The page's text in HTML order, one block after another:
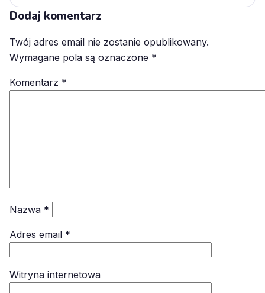
Dodaj komentarz
Twój adres email nie zostanie opublikowany.
Wymagane pola są oznaczone *
Komentarz *
Nazwa *
Adres email *
Witryna internetowa